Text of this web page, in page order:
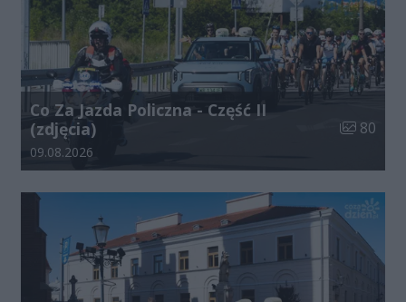
Co Za Jazda Policzna - Część II
(zdjęcia)
Liczba
80
Data dodania galerii:
09.08.2026